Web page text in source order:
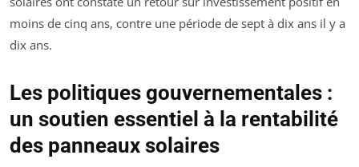
moins de cinq ans, contre une période de sept à dix ans il y a
dix ans.
Les politiques gouvernementales :
un soutien essentiel à la rentabilité
des panneaux solaires